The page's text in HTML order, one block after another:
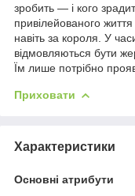
зробить — і кого
привілейованого
навіть за короля. У
відмовляються бути
Їм лише потрібно
Приховати
Характеристики
Основні атрибути